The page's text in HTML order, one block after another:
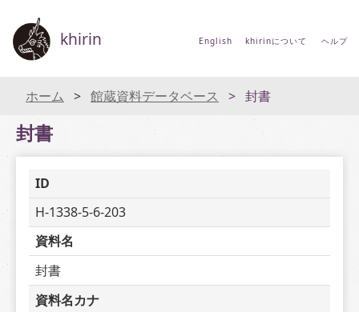
khirin English khirinについて ヘルプ
ホーム 館蔵資料データベース 封書
封書
ID
H-1338-5-6-203
資料名
封書
資料名カナ